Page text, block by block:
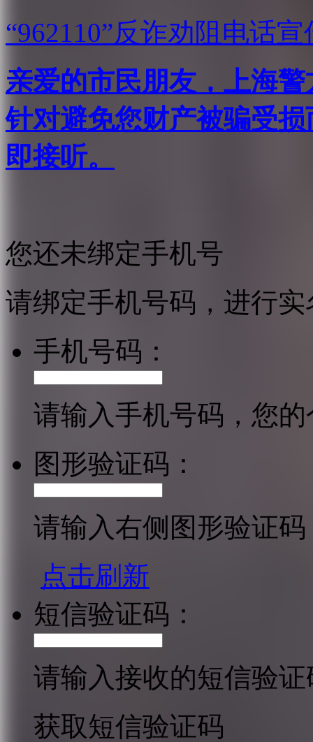
“962110”反诈劝阻电话宣
亲爱的市民朋友，上海
针对避免您财产被骗受
即接听。
您还未绑定手机号
请绑定手机号码，进行
手机号码：
请输入手机号码，您
图形验证码：
请输入右侧图形验证码
点击刷新
短信验证码：
请输入接收的短信验证
获取短信验证码